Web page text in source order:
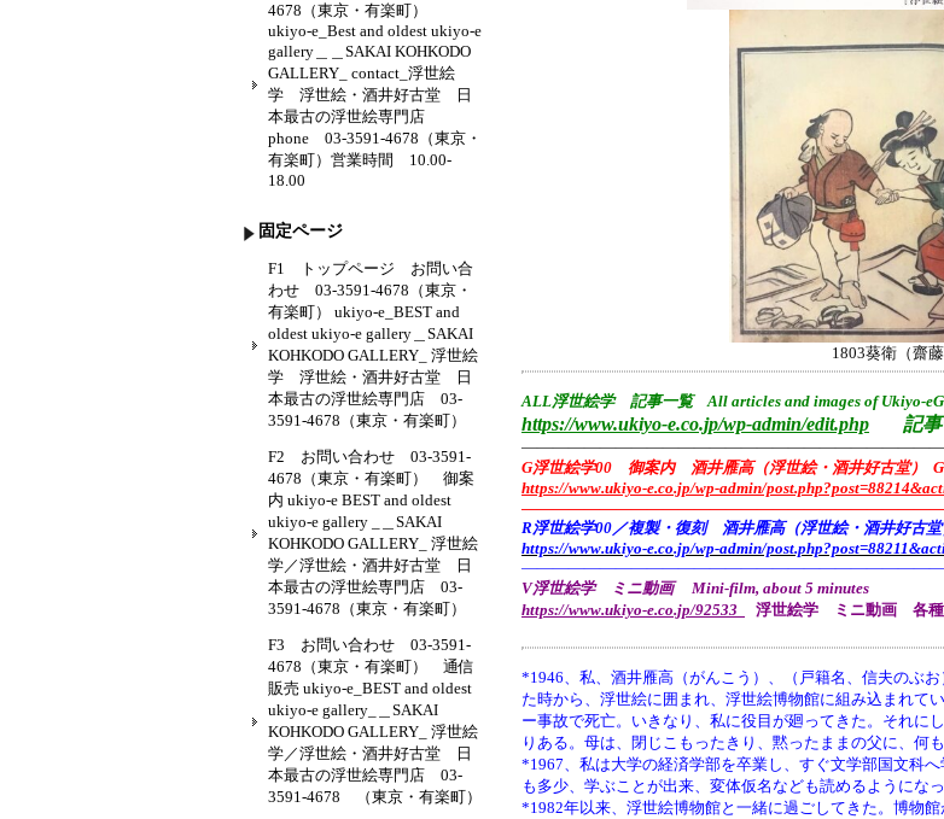
1803葵衛（齋
ALL浮世絵学 記事一覧 All articles and images of Ukiyo-
https://www.ukiyo-e.co.jp/wp-admin/edit.php 記事
G浮世絵学00 御案内 酒井雁高（浮世絵・酒井好古堂）
https://www.ukiyo-e.co.jp/wp-admin/
R浮世絵学00／複製・復刻 酒井雁高（浮世絵・酒井好古
https://www.ukiyo-e.co.jp/wp-admin/
V浮世絵学 ミニ動画 Mini-film, about 5 minutes
https://www.ukiyo-e.co.jp/92533
浮世絵学 ミニ動画 各
*1946、 私、酒井雁高（がんこう）、（戸籍名、信夫のぶ
た時から、浮世絵に囲まれ、浮世絵博物館に組み込まれて
ー事故で死亡。いきなり、私に役目が廻ってきた。それに
りある。母は、閉じこもったきり、黙ったままの父に、何
*1967、私は大学の経済学部を卒業し、すぐ文学部国文科
も多少、学ぶことが出来、変体仮名なども読めるようにな
*1982年以来、浮世絵博物館と一緒に過ごしてきた。博物
4678（東京・有楽町）
ukiyo-e_Best and oldest ukiyo-e
gallery＿＿SAKAI KOHKODO
GALLERY_ contact_浮世絵
学 浮世絵・酒井好古堂 日
本最古の浮世絵専門店
phone 03-3591-4678（東京・
有楽町）営業時間 10.00-
18.00
固定ページ
F1 トップページ お問い合
わせ 03-3591-4678（東京・
有楽町） ukiyo-e_BEST and
oldest ukiyo-e gallery＿SAKAI
KOHKODO GALLERY_ 浮世絵
学 浮世絵・酒井好古堂 日
本最古の浮世絵専門店 03-
3591-4678（東京・有楽町）
F2 お問い合わせ 03-3591-
4678（東京・有楽町） 御案
内 ukiyo-e BEST and oldest
ukiyo-e gallery _＿SAKAI
KOHKODO GALLERY_ 浮世絵
学／浮世絵・酒井好古堂 日
本最古の浮世絵専門店 03-
3591-4678（東京・有楽町）
F3 お問い合わせ 03-3591-
4678（東京・有楽町） 通信
販売 ukiyo-e_BEST and oldest
ukiyo-e gallery_＿SAKAI
KOHKODO GALLERY_ 浮世絵
学／浮世絵・酒井好古堂 日
本最古の浮世絵専門店 03-
3591-4678 （東京・有楽町）